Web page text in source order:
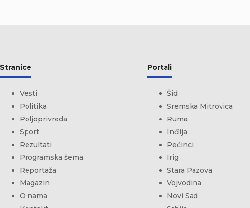
Stranice
Vesti
Politika
Poljoprivreda
Sport
Rezultati
Programska šema
Reportaža
Magazin
O nama
Portali
Šid
Sremska Mitrovica
Ruma
Inđija
Pećinci
Irig
Stara Pazova
Vojvodina
Novi Sad